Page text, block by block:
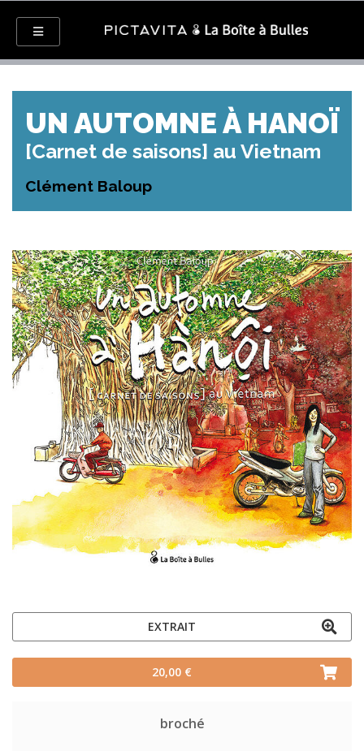
UN AUTOMNE À HANOÏ
[Carnet de saisons] au Vietnam
Clément Baloup
EXTRAIT
20,00 €
broché